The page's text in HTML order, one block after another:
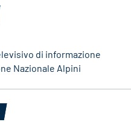
di informazione
Nazionale Alpini